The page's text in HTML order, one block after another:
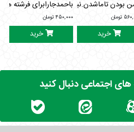
باشد
بودن تاماشدن.نیمه دیگرم1
تومان
خرید
باحمدجارابرای فرشته
۴۵۰,۰۰۰ تومان
خرید
های اجتماعی دنبال کنید